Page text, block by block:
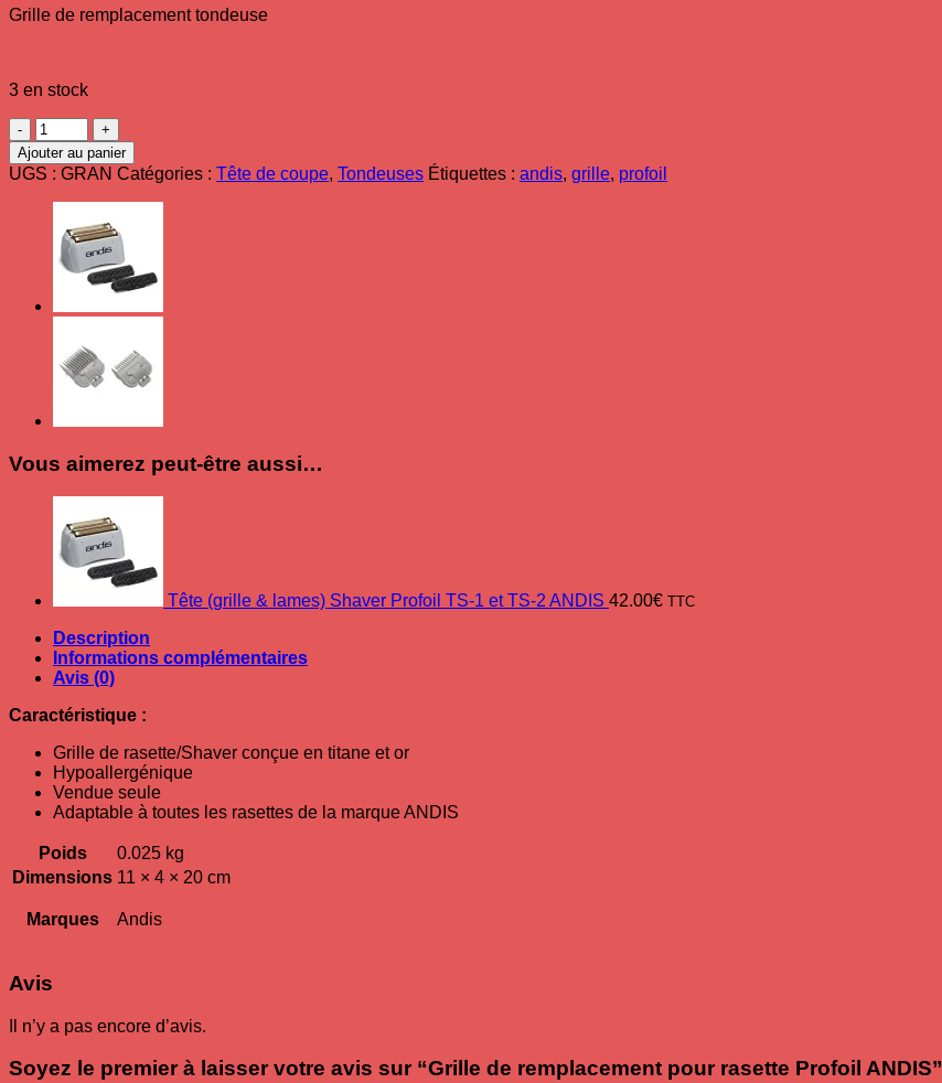
Grille de remplacement tondeuse
3 en stock
quantité
de
Grille
de
remplacement
pour
rasette
Profoil
ANDIS
Ajouter au panier
UGS : GRAN Catégories : Tête de coupe, Tondeuses Étiquettes : andis, grille, profoil
Vous aimerez peut-être aussi…
Tête (grille & lames) Shaver Profoil TS-1 et TS-2 ANDIS 42.00€ TTC
Description
Informations complémentaires
Avis (0)
Caractéristique :
Grille de rasette/Shaver conçue en titane et or
Hypoallergénique
Vendue seule
Adaptable à toutes les rasettes de la marque ANDIS
Poids
0.025 kg
Dimensions 11 × 4 × 20 cm
Marques Andis
Avis
Il n’y a pas encore d’avis.
Soyez le premier à laisser votre avis sur “Grille de remplacement pour rasette Profoil ANDIS”